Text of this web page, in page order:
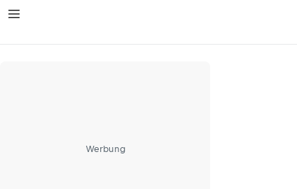
Werbung